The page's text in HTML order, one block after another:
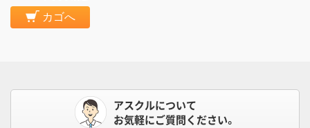
カゴへ
アスクルについて
お気軽にご質問ください。